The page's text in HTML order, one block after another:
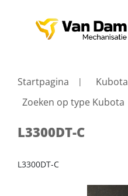
Startpagina
Kubota
Zoeken op type Kubota
L3300DT-C
L3300DT-C